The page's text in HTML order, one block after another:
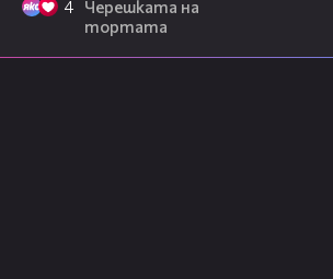
4
Черешката на
тортата